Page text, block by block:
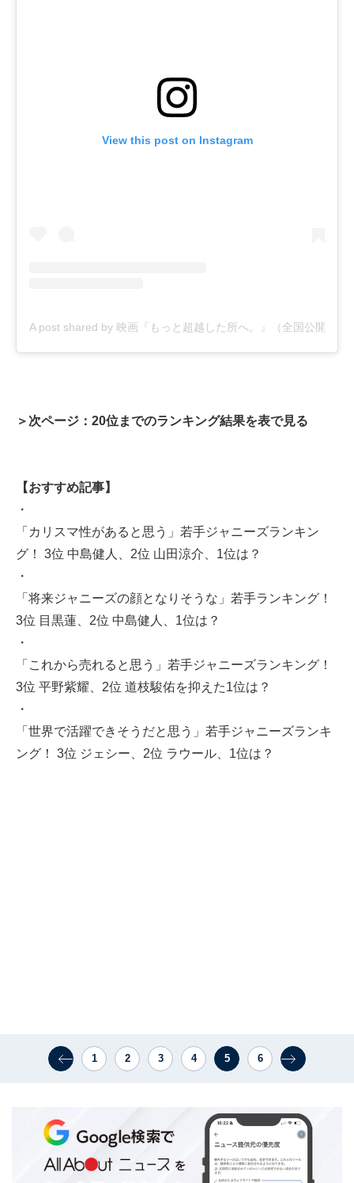
View this post on Instagram
A post shared by 映画『もっと超越した所へ。』（全国公開中
＞次ページ：20位までのランキング結果を表で見る
【おすすめ記事】
・
「カリスマ性があると思う」若手ジャニーズランキン
グ！ 3位 中島健人、2位 山田涼介、1位は？
・
「将来ジャニーズの顔となりそうな」若手ランキング！
3位 目黒蓮、2位 中島健人、1位は？
・
「これから売れると思う」若手ジャニーズランキング！
3位 平野紫耀、2位 道枝駿佑を抑えた1位は？
・
「世界で活躍できそうだと思う」若手ジャニーズランキ
ング！ 3位 ジェシー、2位 ラウール、1位は？
1 2 3 4 5 6